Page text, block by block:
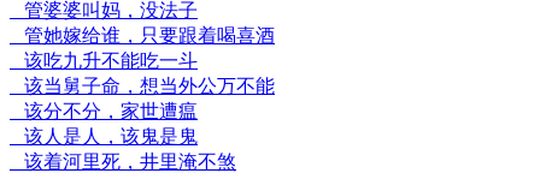
管婆婆叫妈，没法子
管她嫁给谁，只要跟着喝喜酒
该吃九升不能吃一斗
该当舅子命，想当外公万不能
该分不分，家世遭瘟
该人是人，该鬼是鬼
该着河里死，井里淹不煞